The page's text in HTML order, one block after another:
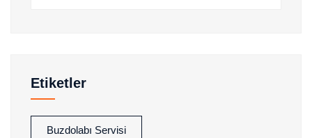
Etiketler
Buzdolabı Servisi